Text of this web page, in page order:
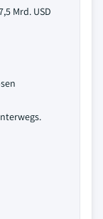
Mrd. USD